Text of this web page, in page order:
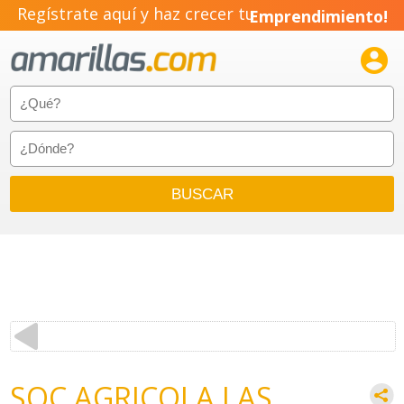
Regístrate aquí y haz crecer tuEmprendimiento!
